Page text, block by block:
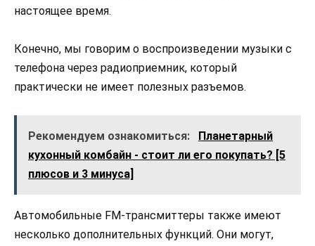
настоящее время.
Конечно, мы говорим о воспроизведении музыки с
телефона через радиоприемник, который
практически не имеет полезных разъемов.
Рекомендуем ознакомиться:
Планетарный
кухонный комбайн - стоит ли его покупать? [5
плюсов и 3 минуса]
Автомобильные FM-трансмиттеры также имеют
несколько дополнительных функций. Они могут,